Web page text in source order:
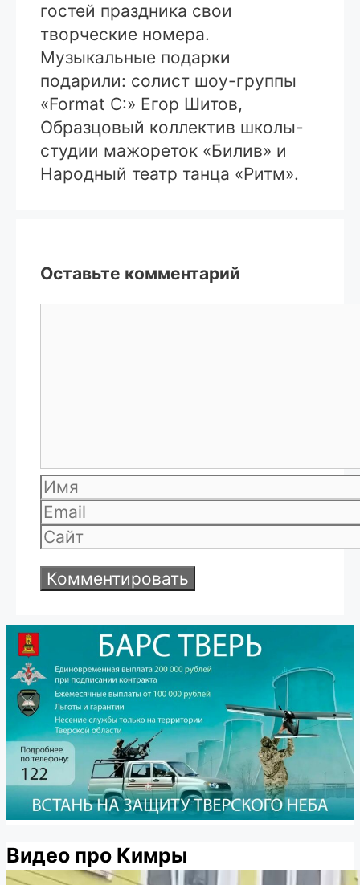
гостей праздника свои
творческие номера.
Музыкальные подарки
подарили: солист шоу-группы
«Format C:» Егор Шитов,
Образцовый коллектив школы-
студии мажореток «Билив» и
Народный театр танца «Ритм».
Оставьте комментарий
Имя
Email
Сайт
Видео про Кимры